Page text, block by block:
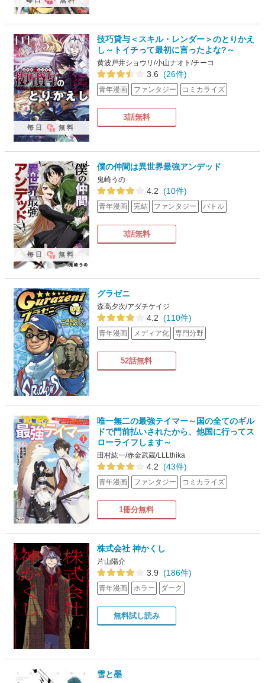
技巧貸与＜スキル・レンダー＞のとりかえ
し～トイチって最初に言ったよな?～
黄波戸井ショウリ/小山ナオト/チーコ
3.6 (26件)
青年漫画 ファンタジー コミカライズ
3話無料
毎日 無料
僕の仲間は異世界最強アンデッド
鬼崎うの
4.2 (10件)
青年漫画 完結 ファンタジー バトル
3話無料
毎日 無料
グラゼニ
森高夕次/アダチケイジ
4.2 (110件)
青年漫画 メディア化 専門分野
52話無料
唯一無二の最強テイマー～国の全てのギル
ドで門前払いされたから、他国に行ってス
ローライフします～
田村紘一/赤金武蔵/LLLthika
4.2 (43件)
青年漫画 ファンタジー コミカライズ
1冊分無料
株式会社 神かくし
片山陽介
3.9 (186件)
青年漫画 ホラー ダーク
無料試し読み
雪と墨